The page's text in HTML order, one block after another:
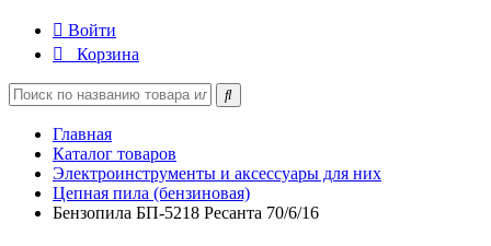
Войти
Корзина
Главная
Каталог товаров
Электроинструменты и аксессуары для них
Цепная пила (бензиновая)
Бензопила БП-5218 Ресанта 70/6/16